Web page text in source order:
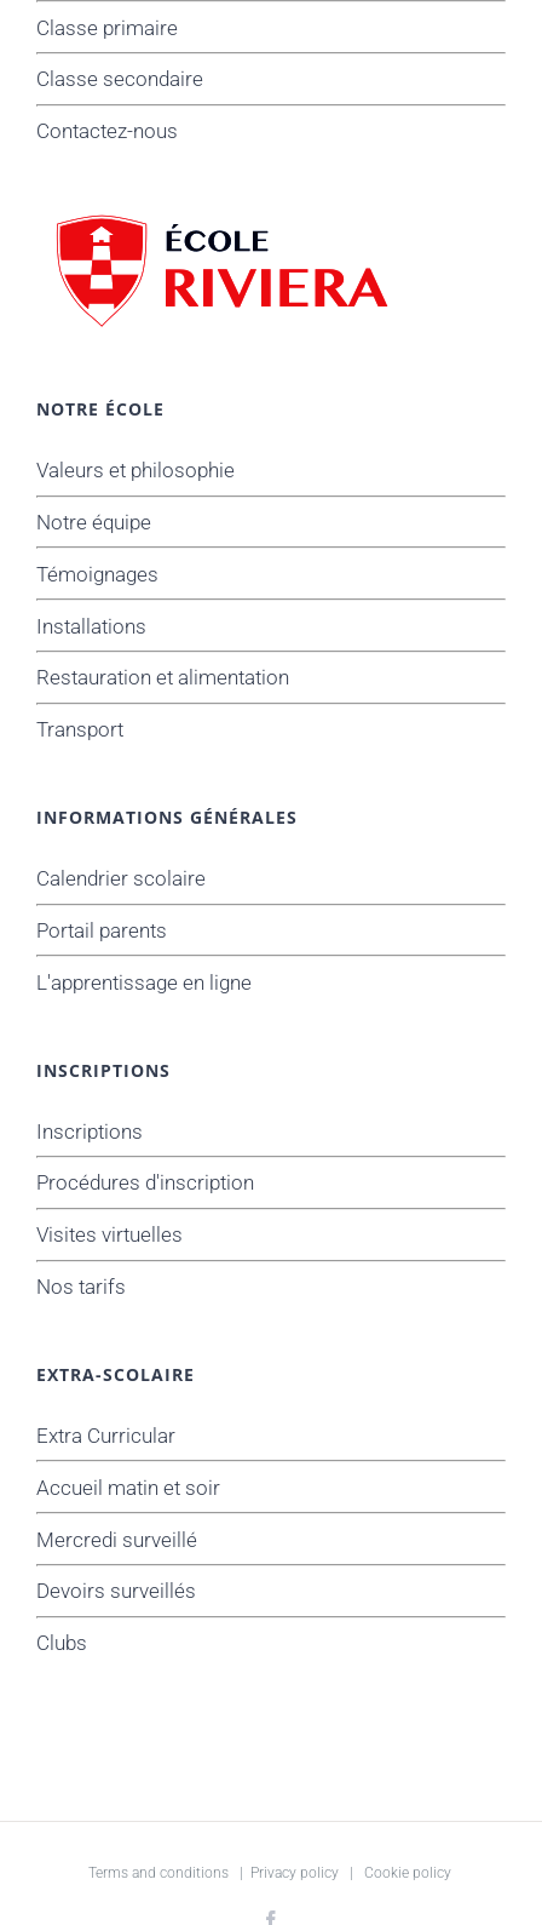
Classe primaire
Classe secondaire
Contactez-nous
NOTRE ÉCOLE
Valeurs et philosophie
Notre équipe
Témoignages
Installations
Restauration et alimentation
Transport
INFORMATIONS GÉNÉRALES
Calendrier scolaire
Portail parents
L'apprentissage en ligne
INSCRIPTIONS
Inscriptions
Procédures d'inscription
Visites virtuelles
Nos tarifs
EXTRA-SCOLAIRE
Extra Curricular
Accueil matin et soir
Mercredi surveillé
Devoirs surveillés
Clubs
Terms and conditions| Privacy policy| Cookie policy